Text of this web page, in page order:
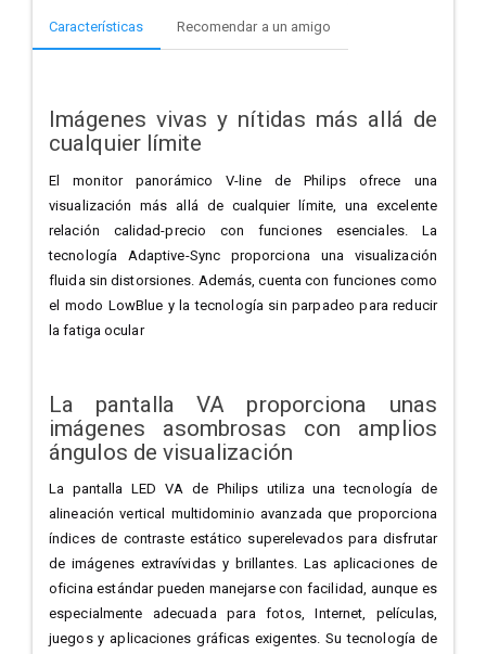
Características Recomendar a un amigo
Imágenes vivas y nítidas más allá de
cualquier límite
El monitor panorámico V-line de Philips ofrece una
visualización más allá de cualquier límite, una excelente
relación calidad-precio con funciones esenciales. La
tecnología Adaptive-Sync proporciona una visualización
fluida sin distorsiones. Además, cuenta con funciones como
el modo LowBlue y la tecnología sin parpadeo para reducir
la fatiga ocular
La pantalla VA proporciona unas
imágenes asombrosas con amplios
ángulos de visualización
La pantalla LED VA de Philips utiliza una tecnología de
alineación vertical multidominio avanzada que proporciona
índices de contraste estático superelevados para disfrutar
de imágenes extravívidas y brillantes. Las aplicaciones de
oficina estándar pueden manejarse con facilidad, aunque es
especialmente adecuada para fotos, Internet, películas,
juegos y aplicaciones gráficas exigentes. Su tecnología de